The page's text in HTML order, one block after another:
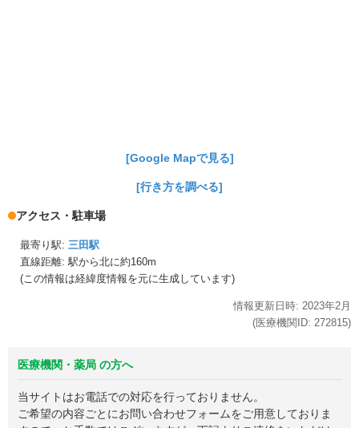
[Google Mapで見る]
[行き方を調べる]
アクセス・駐車場
最寄り駅: 三田駅
直線距離: 駅から北に約160m
(この情報は経緯度情報を元に生成しています)
情報更新日時: 2023年2月
(医療機関ID: 272815)
医療機関・薬局 の方へ
当サイトはお電話での対応を行っておりません。
ご希望の内容ごとにお問い合わせフォームをご用意しておりま